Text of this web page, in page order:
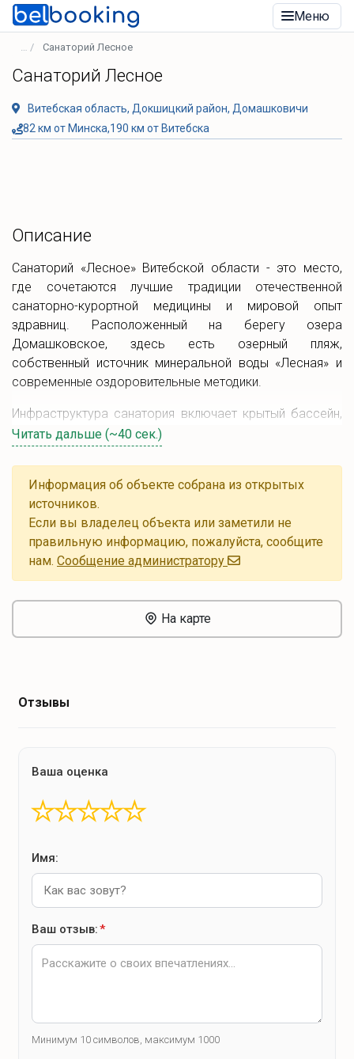
Меню
Санаторий Лесное
Санаторий Лесное
Витебская область, Докшицкий район, Домашковичи
82 км от Минска,190 км от Витебска
Описание
Санаторий «Лесное» Витебской области - это место,
где сочетаются лучшие традиции отечественной
санаторно-курортной медицины и мировой опыт
здравниц. Расположенный на берегу озера
Домашковское, здесь есть озерный пляж,
собственный источник минеральной воды «Лесная» и
современные оздоровительные методики.
Инфраструктура санатория включает крытый бассейн,
галотерапию, спа-комплексы, ароматерапию,
иппотерапию, а также выставку «Лесные находки». Для
отдыха и развлечений предусмотрены различные зоны:
от кафе и бильярдной до освещенных лыжных трасс и
снегокатов на прокат.
Здесь проводятся культурные и спортивные
мероприятия, а также экскурсии по Беларуси. «Лесное»
- это место, где можно насладиться отдыхом в
гармонии с природой и получить заряд положительных
эмоций во время поездки в Белоруссию.
Читать дальше (~40 сек.)
Информация об объекте собрана из открытых
источников.
Если вы владелец объекта или заметили не
правильную информацию, пожалуйста, сообщите
нам. Cообщение администратору
На карте
Отзывы
Ваша оценка
★
★
★
★
★
Имя:
Ваш отзыв:*
Минимум 10 символов, максимум 1000